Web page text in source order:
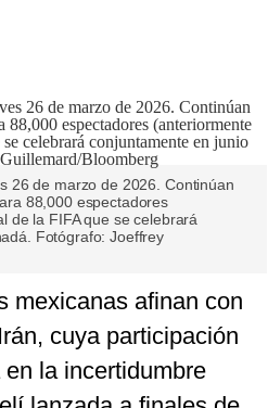
26 de marzo de 2026. Continúan
88,000 espectadores
de la FIFA que se celebrará
Fotógrafo: Joeffrey
mexicanas afinan con
cuya participación
la incertidumbre